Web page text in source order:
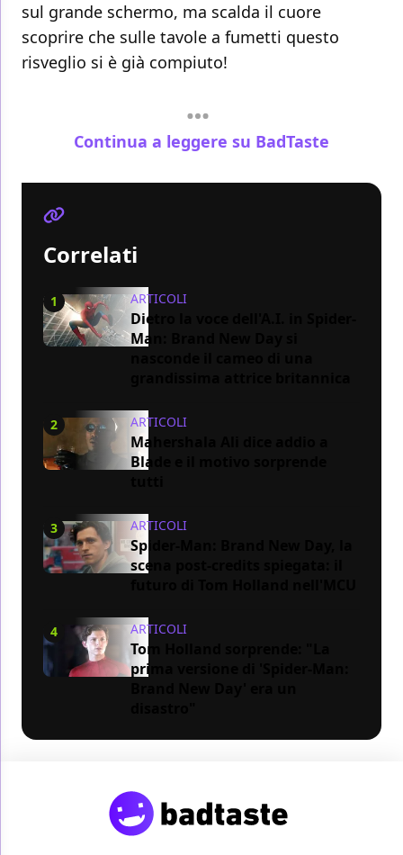
sul grande schermo, ma scalda il cuore
scoprire che sulle tavole a fumetti questo
risveglio si è già compiuto!
Continua a leggere su BadTaste
Correlati
1 ARTICOLI
Dietro la voce dell'A.I. in Spider-
Man: Brand New Day si
2 ARTICOLI
Mahershala Ali dice addio a
Blade e il motivo sorprende
3 ARTICOLI
Spider-Man: Brand New Day, la
scena post-credits spiegata: il
4 ARTICOLI
Tom Holland sorprende: "La
prima versione di 'Spider-Man: